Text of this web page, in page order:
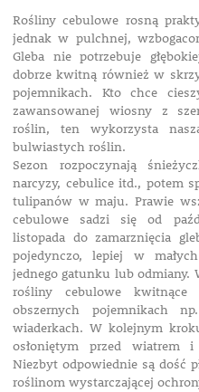
Rośliny cebulowe rosną
jednak w pulchnej,
Gleba nie potrzebuje
dobrze kwitną również w
pojemnikach. Kto chce
zawansowanej wiosny z
roślin, ten wykorzysta
bulwiastych roślin.
Sezon rozpoczynają
narcyzy, cebulice itd., potem
tulipanów w maju. Prawie
cebulowe sadzi się od
listopada do zamarznięcia
pojedynczo, lepiej w
jednego gatunku lub odmiany.
rośliny cebulowe
obszernych pojemnikach
wiaderkach. W kolejnym
osłoniętym przed wiatrem
Niezbyt odpowiednie są dość
roślinom wystarczającej